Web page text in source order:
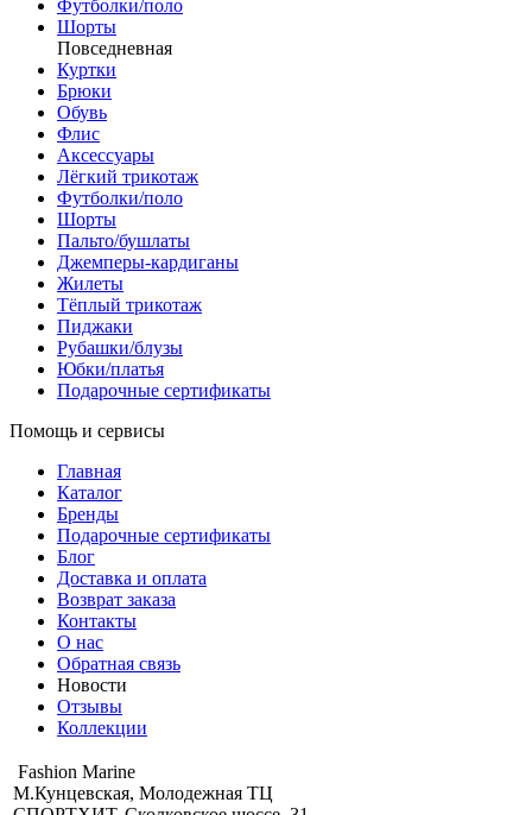
Футболки/поло
Шорты
Повседневная
Куртки
Брюки
Обувь
Флис
Аксессуары
Лёгкий трикотаж
Футболки/поло
Шорты
Пальто/бушлаты
Джемперы-кардиганы
Жилеты
Тёплый трикотаж
Пиджаки
Рубашки/блузы
Юбки/платья
Подарочные сертификаты
Помощь и сервисы
Главная
Каталог
Бренды
Подарочные сертификаты
Блог
Доставка и оплата
Возврат заказа
Контакты
О нас
Обратная связь
Новости
Отзывы
Коллекции
Fashion Marine
М.Кунцевская, Молодежная ТЦ